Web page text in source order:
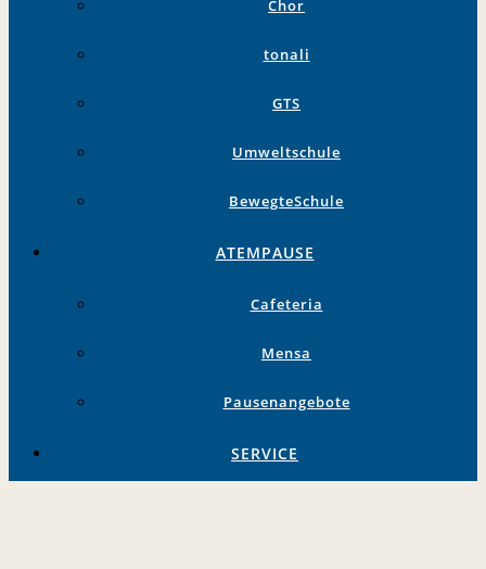
Chor
tonali
GTS
Umweltschule
BewegteSchule
ATEMPAUSE
Cafeteria
Mensa
Pausenangebote
SERVICE